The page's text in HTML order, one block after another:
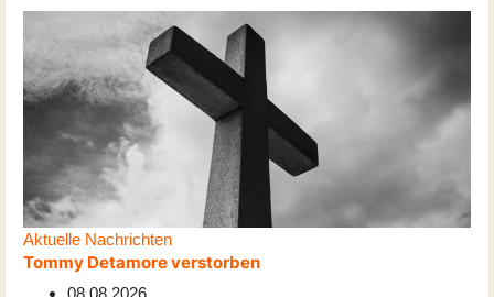
Aktuelle Nachrichten
Tommy Detamore verstorben
08.08.2026